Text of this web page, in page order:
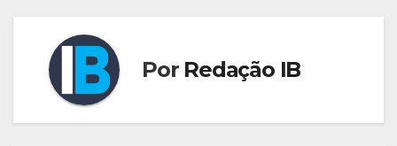
Por Redação IB